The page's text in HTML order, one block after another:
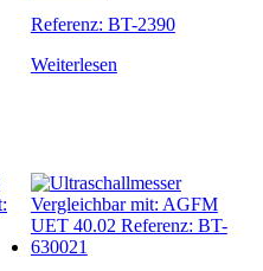
Referenz: BT-2390
Weiterlesen